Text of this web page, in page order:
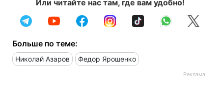
Или читайте нас там, где вам удобно!
Больше по теме:
Николай Азаров Федор Ярошенко